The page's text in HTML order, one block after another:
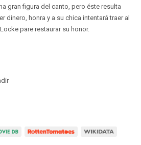
gran figura del canto, pero éste resulta
dinero, honra y a su chica intentará traer al
pare restaurar su honor.